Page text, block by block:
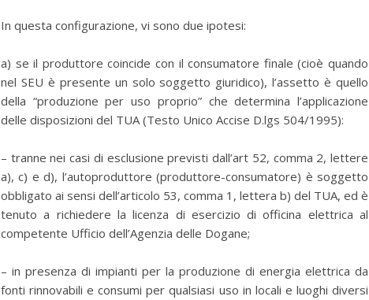
In questa configurazione, vi sono due ipotesi:
a) se il produttore coincide con il consumatore finale (cioè quando
nel SEU è presente un solo soggetto giuridico), l’assetto è quello
della “produzione per uso proprio” che determina l’applicazione
delle disposizioni del TUA (Testo Unico Accise D.lgs 504/1995):
– tranne nei casi di esclusione previsti dall’art 52, comma 2, lettere
a), c) e d), l’autoproduttore (produttore-consumatore) è soggetto
obbligato ai sensi dell’articolo 53, comma 1, lettera b) del TUA, ed è
tenuto a richiedere la licenza di esercizio di officina elettrica al
competente Ufficio dell’Agenzia delle Dogane;
– in presenza di impianti per la produzione di energia elettrica da
fonti rinnovabili e consumi per qualsiasi uso in locali e luoghi diversi